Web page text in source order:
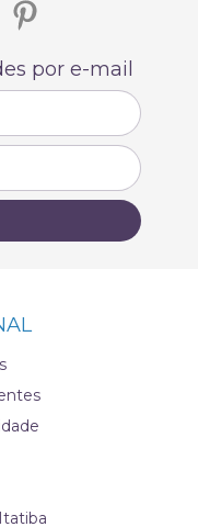
por e-mail